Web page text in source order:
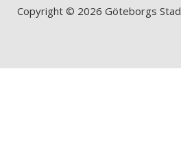
Copyright © 2026 Göteborgs Stad